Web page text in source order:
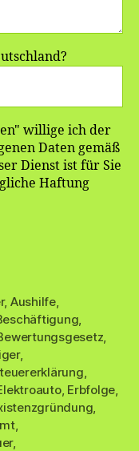
willige ich der
Daten gemäß
Dienst ist für Sie
Haftung
, Aushilfe,
,
, Erbfolge
,
,